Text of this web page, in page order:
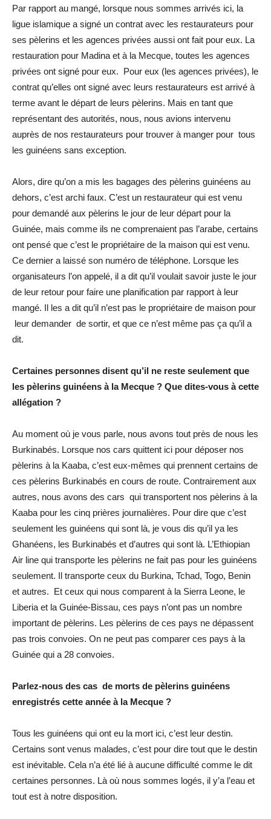
Par rapport au mangé, lorsque nous sommes arrivés ici, la
ligue islamique a signé un contrat avec les restaurateurs pour
ses pèlerins et les agences privées aussi ont fait pour eux. La
restauration pour Madina et à la Mecque, toutes les agences
privées ont signé pour eux. Pour eux (les agences privées), le
contrat qu’elles ont signé avec leurs restaurateurs est arrivé à
terme avant le départ de leurs pèlerins. Mais en tant que
représentant des autorités, nous, nous avions intervenu
auprès de nos restaurateurs pour trouver à manger pour tous
les guinéens sans exception.
Alors, dire qu’on a mis les bagages des pèlerins guinéens au
dehors, c’est archi faux. C’est un restaurateur qui est venu
pour demandé aux pèlerins le jour de leur départ pour la
Guinée, mais comme ils ne comprenaient pas l’arabe, certains
ont pensé que c’est le propriétaire de la maison qui est venu.
Ce dernier a laissé son numéro de téléphone. Lorsque les
organisateurs l’on appelé, il a dit qu’il voulait savoir juste le jour
de leur retour pour faire une planification par rapport à leur
mangé. Il les a dit qu’il n’est pas le propriétaire de maison pour
leur demander de sortir, et que ce n’est même pas ça qu’il a
dit.
Certaines personnes disent qu’il ne reste seulement que
les pèlerins guinéens à la Mecque ? Que dites-vous à cette
allégation ?
Au moment où je vous parle, nous avons tout près de nous les
Burkinabés. Lorsque nos cars quittent ici pour déposer nos
pèlerins à la Kaaba, c’est eux-mêmes qui prennent certains de
ces pèlerins Burkinabés en cours de route. Contrairement aux
autres, nous avons des cars qui transportent nos pèlerins à la
Kaaba pour les cinq prières journalières. Pour dire que c’est
seulement les guinéens qui sont là, je vous dis qu’il ya les
Ghanéens, les Burkinabés et d’autres qui sont là. L’Ethiopian
Air line qui transporte les pèlerins ne fait pas pour les guinéens
seulement. Il transporte ceux du Burkina, Tchad, Togo, Benin
et autres. Et ceux qui nous comparent à la Sierra Leone, le
Liberia et la Guinée-Bissau, ces pays n’ont pas un nombre
important de pèlerins. Les pèlerins de ces pays ne dépassent
pas trois convoies. On ne peut pas comparer ces pays à la
Guinée qui a 28 convoies.
Parlez-nous des cas de morts de pèlerins guinéens
enregistrés cette année à la Mecque ?
Tous les guinéens qui ont eu la mort ici, c’est leur destin.
Certains sont venus malades, c’est pour dire tout que le destin
est inévitable. Cela n’a été lié à aucune difficulté comme le dit
certaines personnes. Là où nous sommes logés, il y’a l’eau et
tout est à notre disposition.